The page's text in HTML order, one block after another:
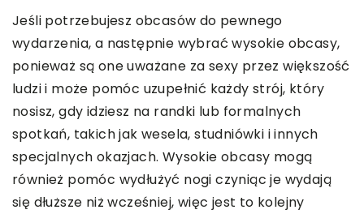
Jeśli potrzebujesz obcasów do pewnego
wydarzenia, a następnie wybrać wysokie obcasy,
ponieważ są one uważane za sexy przez większość
ludzi i może pomóc uzupełnić każdy strój, który
nosisz, gdy idziesz na randki lub formalnych
spotkań, takich jak wesela, studniówki i innych
specjalnych okazjach. Wysokie obcasy mogą
również pomóc wydłużyć nogi czyniąc je wydają
się dłuższe niż wcześniej, więc jest to kolejny